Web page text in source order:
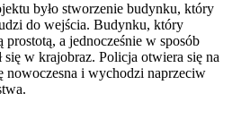
było stworzenie budynku, który
do wejścia. Budynku, który
prostotą, a jednocześnie w sposób
w krajobraz. Policja otwiera się na
nowoczesna i wychodzi naprzeciw